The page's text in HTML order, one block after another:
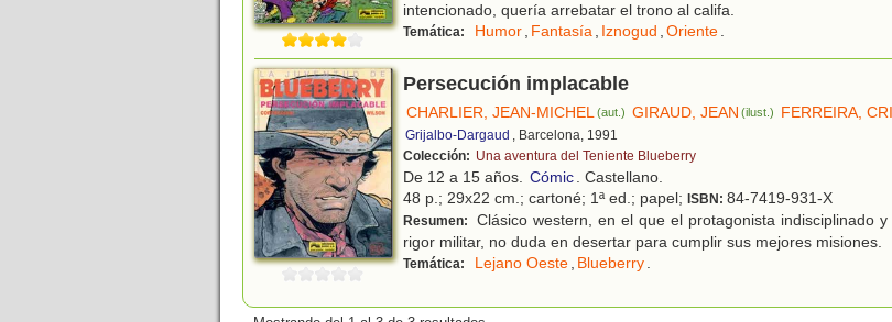
intencionado, quería arrebatar el trono al califa.
Temática: Humor, Fantasía, Iznogud ,Oriente.
Persecución implacable
CHARLIER, JEAN-MICHEL (aut.) GIRAUD, JEAN (ilust.) FERREIRA,
Grijalbo-Dargaud
, Barcelona, 1991
Colección: Una aventura del Teniente Blueberry
De 12 a 15 años. Cómic
. Castellano.
48 p.; 29x22 cm.; cartoné; 1ª ed.; papel; ISBN: 84-7419-931-X
Resumen:
Clásico western, en el que el protagonista indisciplinado
rigor militar, no duda en desertar para cumplir sus mejores misiones.
Temática: Lejano Oeste Blueberry